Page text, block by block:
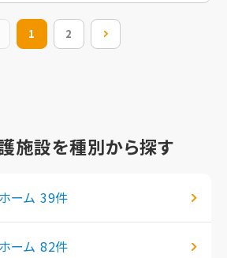
前の20件
1 2
施設を種別から探す
ーム 39件
ーム 82件